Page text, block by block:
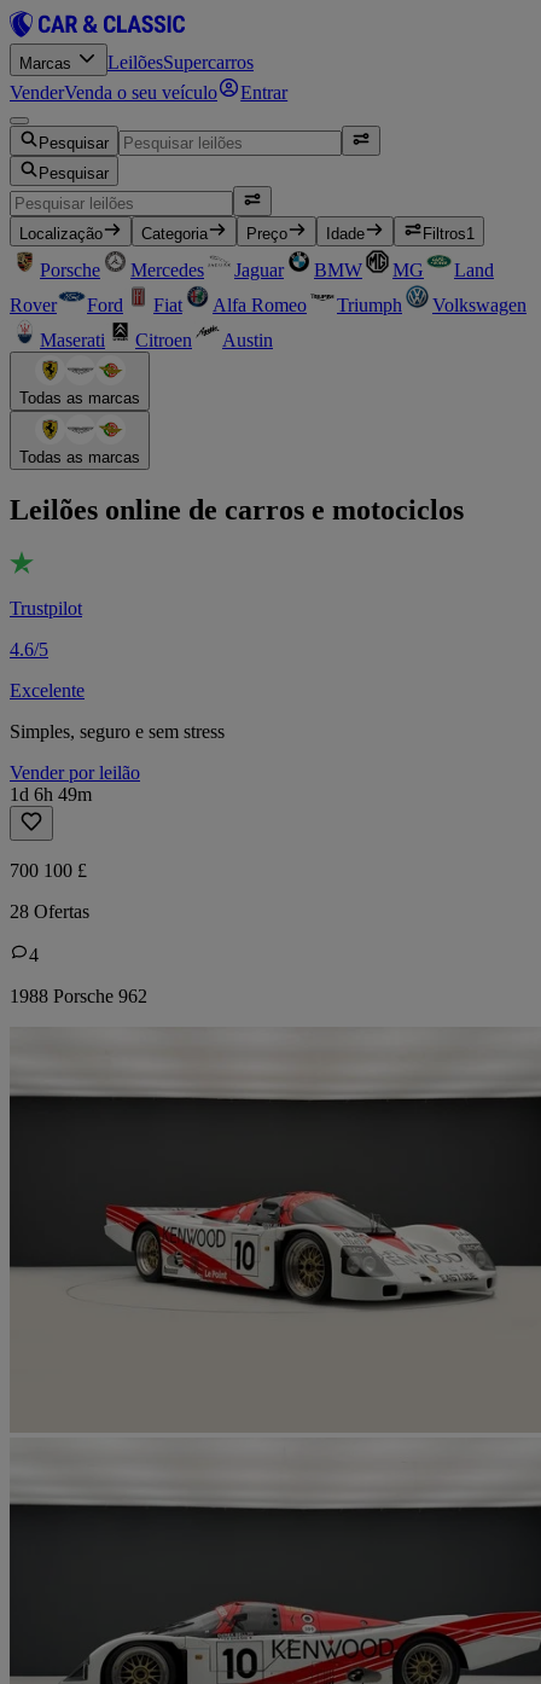
Marcas LeilõesSupercarros
VenderVenda o seu veículo Entrar
Pesquisar
Pesquisar
Localização Categoria Preço Idade Filtros1
Porsche Mercedes Jaguar BMW MG
Land
Rover
Ford Fiat Alfa Romeo Triumph
Volkswagen
Maserati
Citroen Austin
Todas as marcas
Todas as marcas
Leilões online de carros e motociclos
Trustpilot
4.6/5
Excelente
Simples, seguro e sem stress
Vender por leilão
1d 6h 49m
700 100 £
28 Ofertas
4
1988 Porsche 962